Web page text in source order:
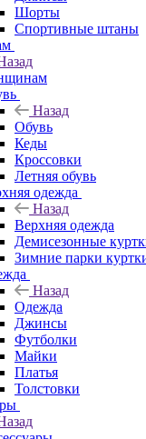
Шорты
Спортивные штаны
Назад
Обувь
Кеды
Кроссовки
Летняя обувь
одежда
Назад
Верхняя одежда
Демисезонные
Зимние парки
Назад
Одежда
Джинсы
Футболки
Майки
Платья
Толстовки